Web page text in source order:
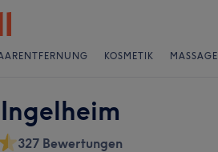
KOSMETIK MASSAGE
327 Bewertungen